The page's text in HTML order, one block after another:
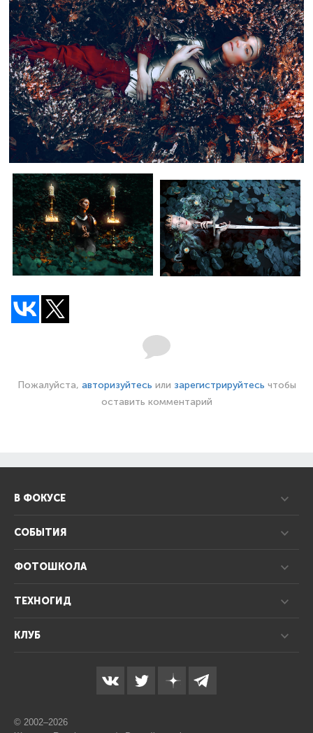
Пожалуйста, авторизуйтесь или зарегистрируйтесь чтобы
оставить комментарий
В ФОКУСЕ
СОБЫТИЯ
ФОТОШКОЛА
ТЕХНОГИД
КЛУБ
© 2002–2026